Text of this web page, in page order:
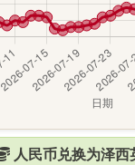
人民币兑换为泽西